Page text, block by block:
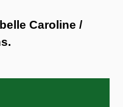
Caroline /